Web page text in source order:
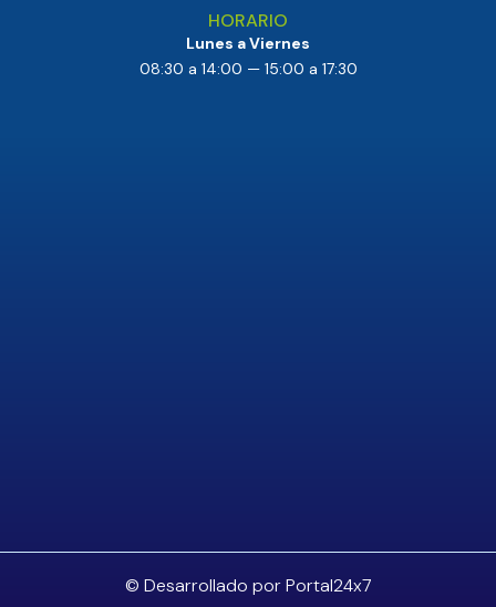
HORARIO
Lunes a Viernes
08:30 a 14:00 — 15:00 a 17:30
© Desarrollado por Portal24x7